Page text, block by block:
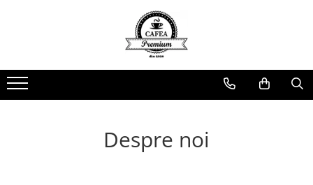
Ceai in Plic
Ceai Vărsat
Capsule cu Cafea
Cafea Instant
Mix-uri
Rontanele Sarate
Biscuiti & Fursecuri
Cadouri
Condimente
Pahare / Capace / PaleteDespre noi